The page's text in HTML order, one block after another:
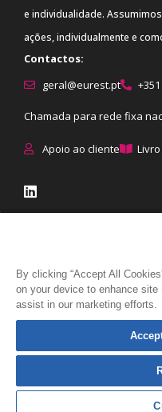
e individualidade.
ações, individualmente e
Contactos:
geral@eurest.pt
Chamada para rede fixa
Apoio ao cliente
Privacidade| Política de Cookies
By clicking “Accept All
on your device to enhance
assist in our marketing efforts.